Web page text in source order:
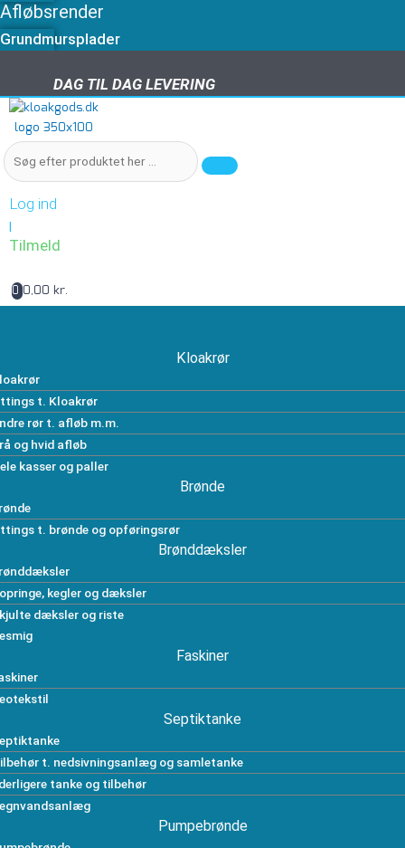
Afløbsrender
Grundmursplader
DAG TIL DAG LEVERING
DAG TIL DAG LEVERING
Log ind
|
Tilmeld
0 0,00 kr.
Kloakrør
t. Kloakrør
rør t. afløb m.m.
og hvid afløb
kasser og paller
Brønde
t. brønde og opføringsrør
Brønddæksler
kegler og dæksler
dæksler og riste
Faskiner
Septiktanke
t. nedsivningsanlæg og samletanke
tanke og tilbehør
Pumpebrønde